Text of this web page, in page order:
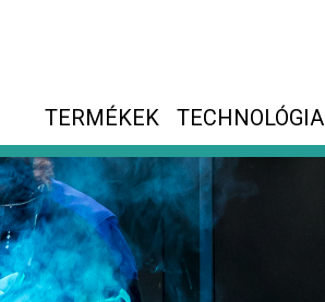
TERMÉKEK TECHNOLÓGIA